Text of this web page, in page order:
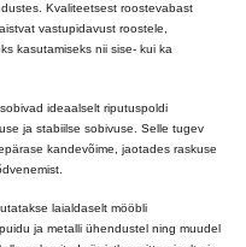
Kvaliteetsest roostevabast
vastupidavust roostele,
kasutamiseks nii sise- kui ka
ideaalselt riputuspoldi
ja stabiilse sobivuse. Selle tugev
kandevõime, jaotades raskuse
laialdaselt mööbli
ja metalli ühendustel ning muudel